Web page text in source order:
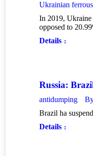
Ukrainian
In 2019, Ukraine
opposed to
Details
Russia:
antidumping
Brazil ha
Details